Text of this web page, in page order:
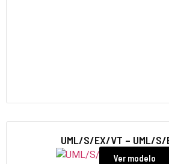
UML/S/EX/VT – UML/S/
Ver modelo